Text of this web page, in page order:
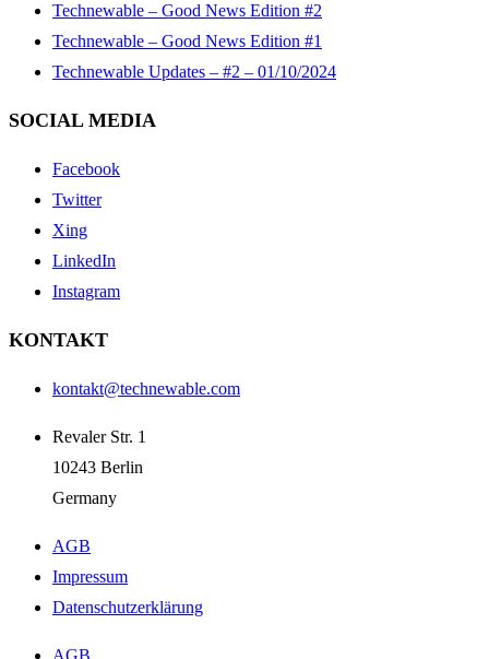
Technewable – Good News Edition #2
Technewable – Good News Edition #1
Technewable Updates – #2 – 01/10/2024
SOCIAL MEDIA
Facebook
Twitter
Xing
LinkedIn
Instagram
KONTAKT
kontakt@technewable.com
Revaler Str. 1
10243 Berlin
Germany
AGB
Impressum
Datenschutzerklärung